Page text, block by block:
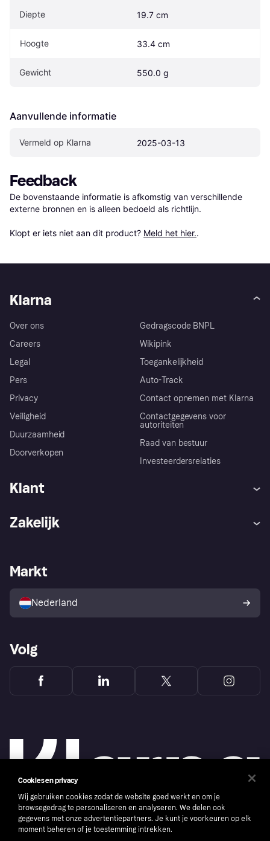
Diepte 19.7 cm
Hoogte 33.4 cm
Gewicht 550.0 g
Aanvullende informatie
Vermeld op Klarna 2025-03-13
Feedback
De bovenstaande informatie is afkomstig van verschillende
externe bronnen en is alleen bedoeld als richtlijn.
Klopt er iets niet aan dit product? Meld het hier..
Klarna
Over ons
Careers
Legal
Pers
Privacy
Veiligheid
Duurzaamheid
Doorverkopen
Gedragscode BNPL
Wikipink
Toegankelijkheid
Auto-Track
Contact opnemen met Klarna
Contactgegevens voor
autoriteiten
Raad van bestuur
Investeerdersrelaties
Klant
Winkeloverzicht
Kopersbescherming voor
consumenten
Zakelijk
Zakelijke login
Markt
Nederland
Volg
Copyright © 2005-2026 Klarna Bank AB (publ). Headquarters: Stockholm, Sweden. All
Cookies en privacy
Wij gebruiken cookies zodat de website goed werkt en om je
browsegedrag te personaliseren en analyseren. We delen ook
gegevens met onze advertentiepartners. Je kunt je voorkeuren op elk
moment beheren of je toestemming intrekken.